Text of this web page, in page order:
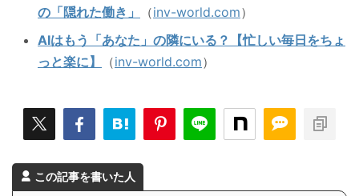
の「隠れた働き」
（inv-world.com）
AIはもう「あなた」の隣にいる？【忙しい毎日をちょ
っと楽に】
（inv-world.com）
この記事を書いた人